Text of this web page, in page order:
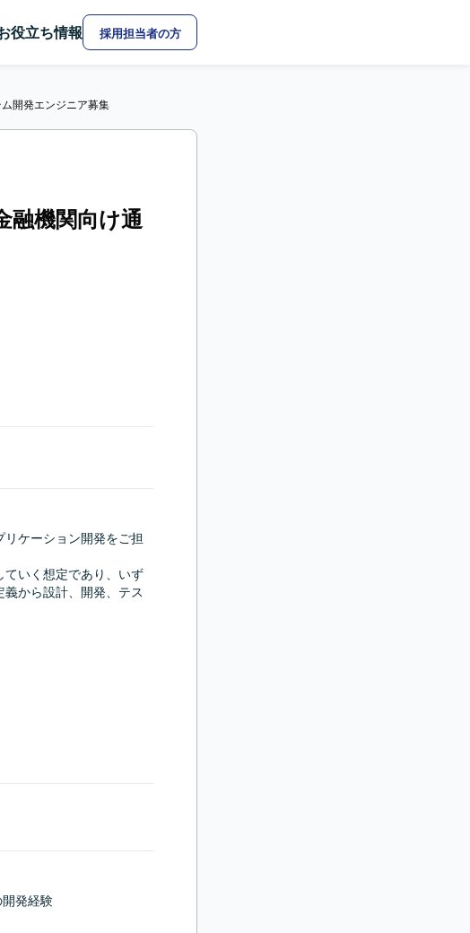
役立ち情報 採用担当者の方
開発エンジニア募集
融機関向け通
ケーション開発をご担
いく想定であり、いず
から設計、開発、テス
発経験